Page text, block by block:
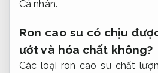
Cá nhân.
Ron cao su có chịu
ướt và hóa chất không?
Các loại ron cao su chất